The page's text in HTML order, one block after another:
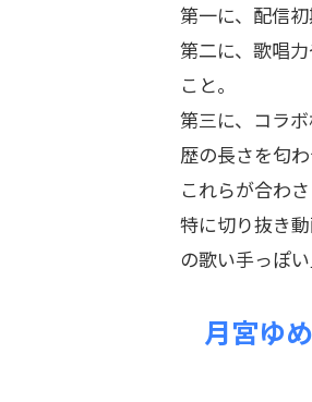
第一に、配信
第二に、歌唱
こと。
第三に、コラ
歴の長さを匂わ
これらが合わ
特に切り抜き
の歌い手っぽ
月宮ゆ